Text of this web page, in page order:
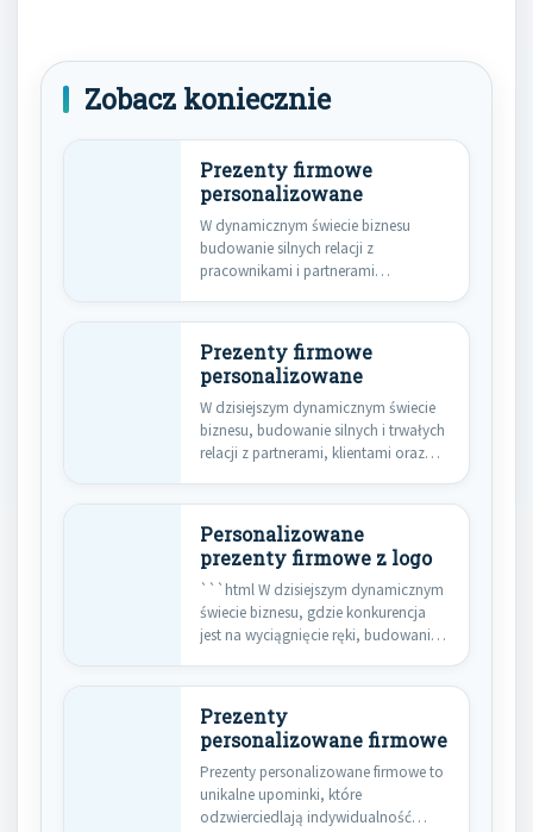
Zobacz koniecznie
Prezenty firmowe
personalizowane
W dynamicznym świecie biznesu
budowanie silnych relacji z
pracownikami i partnerami
Prezenty firmowe
personalizowane
W dzisiejszym dynamicznym świecie
biznesu, budowanie silnych i trwałych
relacji z partnerami, klientami oraz
Personalizowane
prezenty firmowe z logo
```html W dzisiejszym dynamicznym
świecie biznesu, gdzie konkurencja
jest na wyciągnięcie ręki, budowanie
Prezenty
personalizowane firmowe
Prezenty personalizowane firmowe to
unikalne upominki, które
odzwierciedlają indywidualność